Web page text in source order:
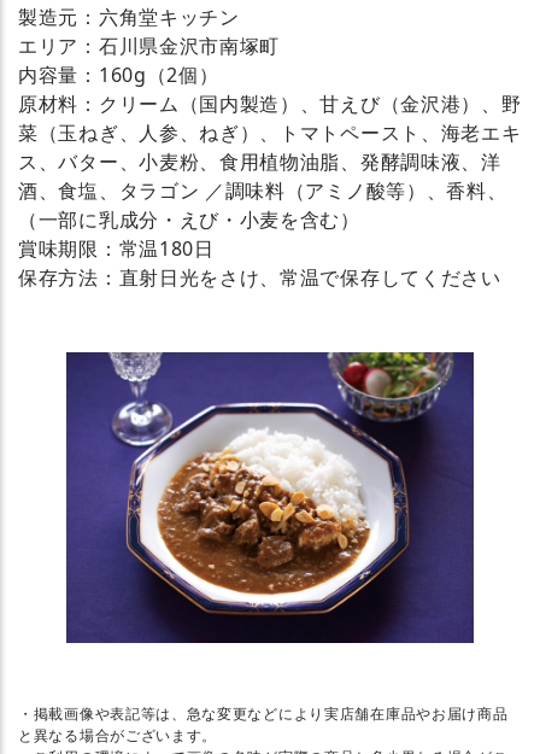
製造元：六角堂キッチン
エリア：石川県金沢市南塚町
内容量：160g（2個）
原材料：クリーム（国内製造）、甘えび（金沢港）、野
菜（玉ねぎ、人参、ねぎ）、トマトペースト、海老エキ
ス、バター、小麦粉、食用植物油脂、発酵調味液、洋
酒、食塩、タラゴン ／調味料（アミノ酸等）、香料、
（一部に乳成分・えび・小麦を含む）
賞味期限：常温180日
保存方法：直射日光をさけ、常温で保存してください
・掲載画像や表記等は、急な変更などにより実店舗在庫品やお届け商品
と異なる場合がございます。